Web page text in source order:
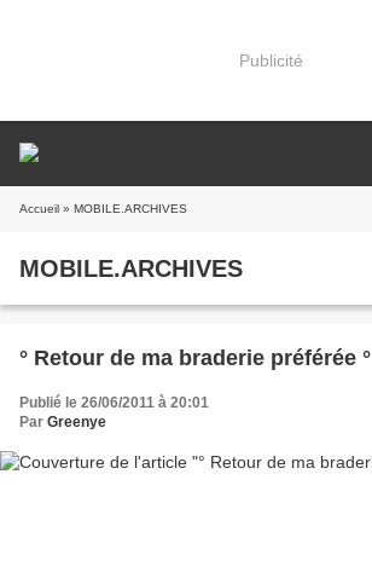
Publicité
Accueil » MOBILE.ARCHIVES
MOBILE.ARCHIVES
° Retour de ma braderie préférée °
Publié le 26/06/2011 à 20:01
Par Greenye